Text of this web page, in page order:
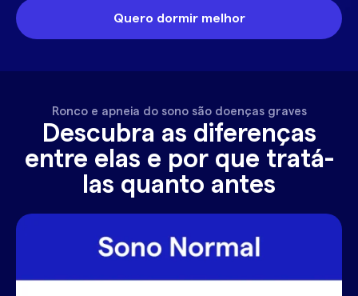
Quero dormir melhor
Ronco e apneia do sono são doenças graves
Descubra as diferenças
entre elas e por que tratá-
las quanto antes